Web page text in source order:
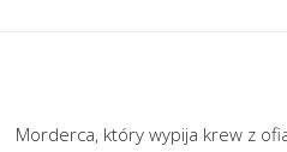
Morderca, który wypija krew z